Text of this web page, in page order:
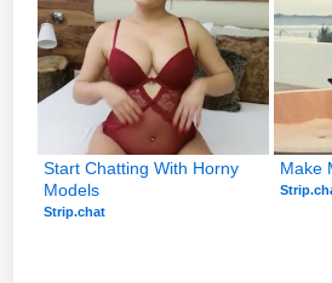
Start Chatting With Horny
Models
Strip.chat
Make